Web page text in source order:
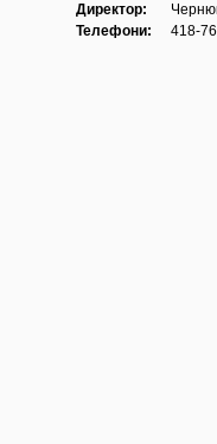
Директор:
Телефони:
418-